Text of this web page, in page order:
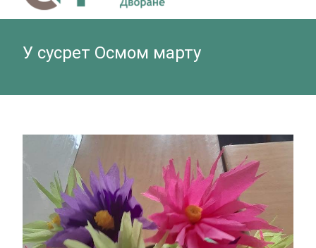
У сусрет Осмом марту